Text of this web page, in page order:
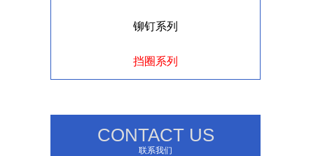
铆钉系列
挡圈系列
CONTACT US
联系我们